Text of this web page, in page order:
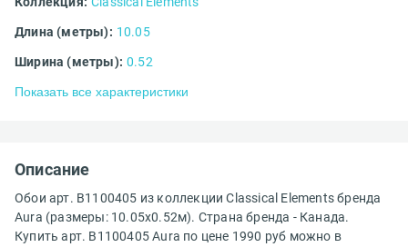
Длина (метры): 10.05
Ширина (метры): 0.52
Показать все характеристики
Описание
Обои арт. B1100405 из коллекции Classical Elements бренда
Aura (размеры: 10.05х0.52м). Страна бренда - Канада.
Купить арт. B1100405 Aura по цене 1990 руб можно в